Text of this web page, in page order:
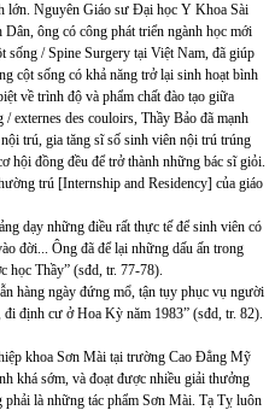
lớn. Nguyên Giáo sư Đại học Y Khoa Sài
ông có công phát triển ngành học mới
/ Spine Surgery tại Việt Nam, đã giúp
cột sống có khả năng trở lại sinh hoạt bình
về trình độ và phẩm chất đào tạo giữa
externes des couloirs, Thầy Bảo đã mạnh
trú, gia tăng sĩ số sinh viên nội trú trúng
hội đồng đều để trở thành những bác sĩ giỏi.
trú [Internship and Residency] của giáo
dạy những điều rất thực tế để sinh viên có
đời... Ông đã để lại những dấu ấn trong
học Thầy” (sđd, tr. 77-78).
hàng ngày đứng mổ, tận tụy phục vụ người
định cư ở Hoa Kỳ năm 1983” (sđd, tr. 82).
khoa Sơn Mài tại trường Cao Đẳng Mỹ
khá sớm, và đoạt được nhiều giải thưởng
là những tác phẩm Sơn Mài. Tạ Tỵ luôn